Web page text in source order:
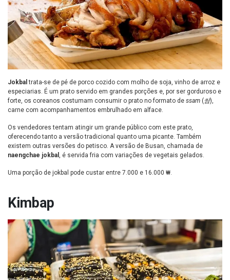
Jokbal trata-se de pé de porco cozido com molho de soja, vinho de arroz e
especiarias. É um prato servido em grandes porções e, por ser gorduroso e
forte, os coreanos costumam consumir o prato no formato de ssam ( 쌈),
carne com acompanhamentos embrulhado em alface.
Os vendedores tentam atingir um grande público com este prato,
oferecendo tanto a versão tradicional quanto uma picante. Também
existem outras versões do petisco. A versão de Busan, chamada de
naengchae jokbal , é servida fria com variações de vegetais gelados.
Uma porção de jokbal pode custar entre 7.000 e 16.000 ₩.
Kimbap